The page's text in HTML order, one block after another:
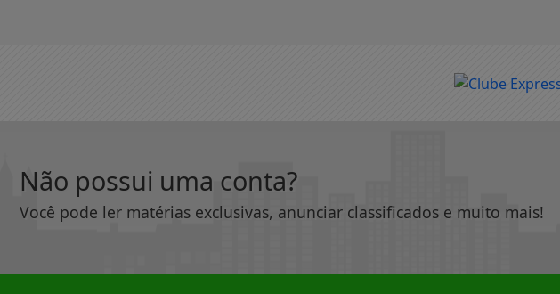
Não possui uma conta?
Você pode ler matérias exclusivas, anunciar classificados e muito mais!